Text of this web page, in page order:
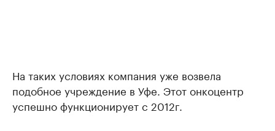
На таких условиях компания уже возвела
подобное учреждение в Уфе. Этот онкоцентр
успешно функционирует с 2012г.